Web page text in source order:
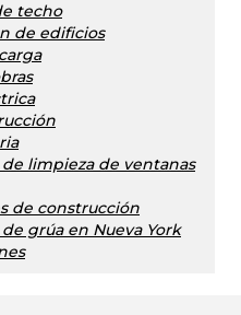
techo
de edificios
limpieza de ventanas
de construcción
grúa en Nueva York